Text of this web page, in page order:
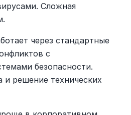
Сложная
через стандартные
с
безопасности.
и решение технических